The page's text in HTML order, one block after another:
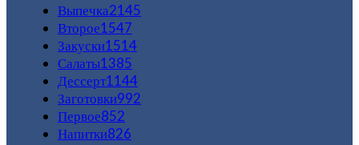
Выпечка2145
Второе1547
Закуски1514
Салаты1385
Дессерт1144
Заготовки992
Первое852
Напитки826